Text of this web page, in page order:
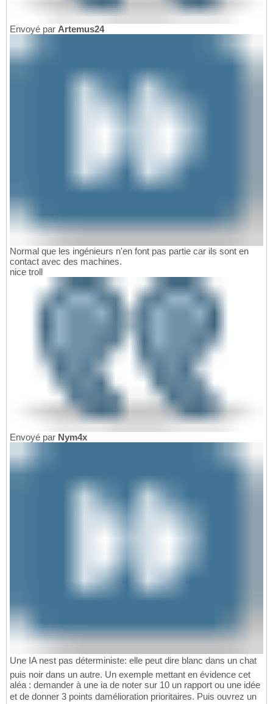
Envoyé par Artemus24
Normal que les ingénieurs n'en font pas partie car ils sont en
contact avec des machines.
nice troll
Envoyé par Nym4x
Une IA nest pas déterministe: elle peut dire blanc dans un chat
puis noir dans un autre. Un exemple mettant en évidence cet
aléa : demander à une ia de noter sur 10 un rapport ou une idée
et de donner 3 points damélioration prioritaires. Puis ouvrez un